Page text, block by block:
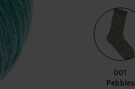
001
Pebbles